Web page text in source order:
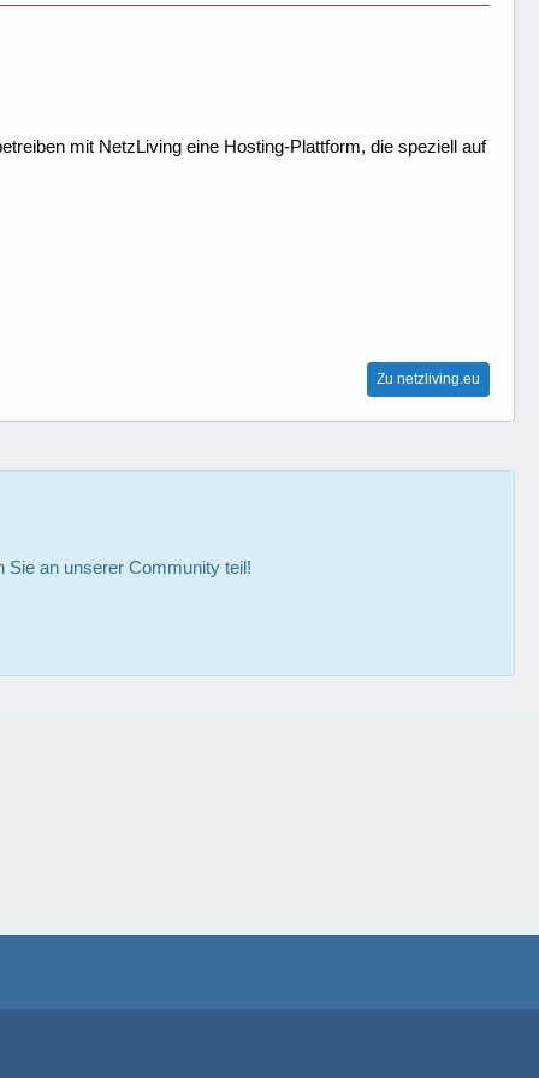
mit NetzLiving eine Hosting-Plattform, die speziell auf
Zu netzliving.eu
Sie an unserer Community teil!